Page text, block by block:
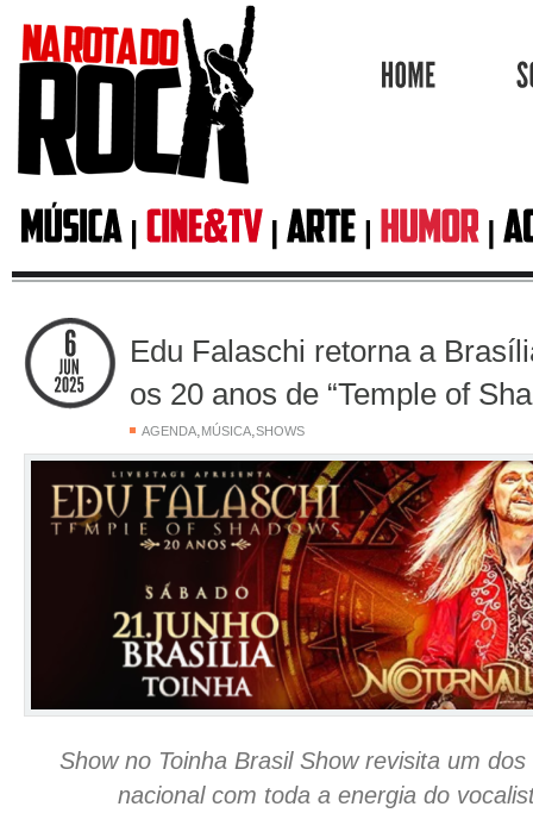
Edu Falaschi retorna a
os 20 anos de “Temple of
AGENDA,MÚSICA,SHOWS
Show no Toinha Brasil Show revisita um
nacional com toda a energia do